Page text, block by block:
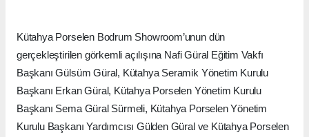
Kütahya Porselen Bodrum Showroom’unun dün
gerçekleştirilen görkemli açılışına Nafi Güral Eğitim Vakfı
Başkanı Gülsüm Güral, Kütahya Seramik Yönetim Kurulu
Başkanı Erkan Güral, Kütahya Porselen Yönetim Kurulu
Başkanı Sema Güral Sürmeli, Kütahya Porselen Yönetim
Kurulu Başkanı Yardımcısı Gülden Güral ve Kütahya Porselen